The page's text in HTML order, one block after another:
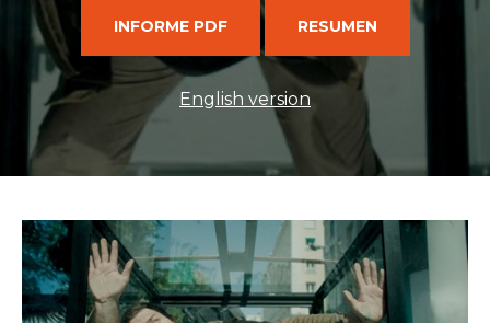
INFORME PDF RESUMEN
English version